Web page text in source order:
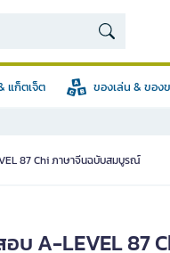
แก็ตเจ็ต ของเล่น & ขอ
87 Chi ภาษาจีนฉบับสมบูรณ์
บ A-LEVEL 87